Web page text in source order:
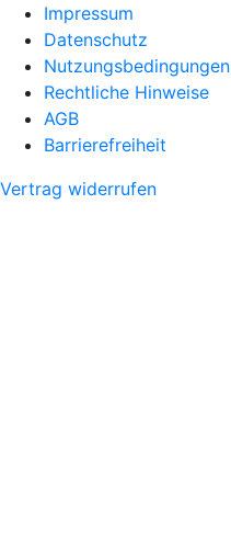
Impressum
Datenschutz
Nutzungsbedingungen
Rechtliche Hinweise
AGB
Barrierefreiheit
Vertrag widerrufen